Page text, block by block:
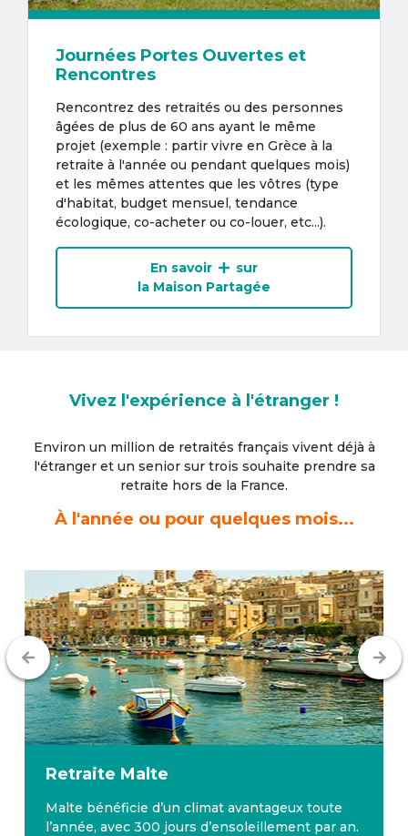
Journées Portes Ouvertes et
Rencontres
Rencontrez des retraités ou des personnes
âgées de plus de 60 ans ayant le même
projet (exemple : partir vivre en Grèce à la
retraite à l'année ou pendant quelques mois)
et les mêmes attentes que les vôtres (type
d'habitat, budget mensuel, tendance
écologique, co-acheter ou co-louer, etc...).
En savoir
sur
la Maison Partagée
Vivez l'expérience à l'étranger !
Environ un million de retraités français vivent déjà à
l'étrangeret un senior sur trois souhaite prendre sa
retraite hors de la France.
À l'année ou pour quelques mois...
Retraite Malte
Malte bénéficie d’un climat avantageux toute
l’année, avec 300 jours d’ensoleillement par an.